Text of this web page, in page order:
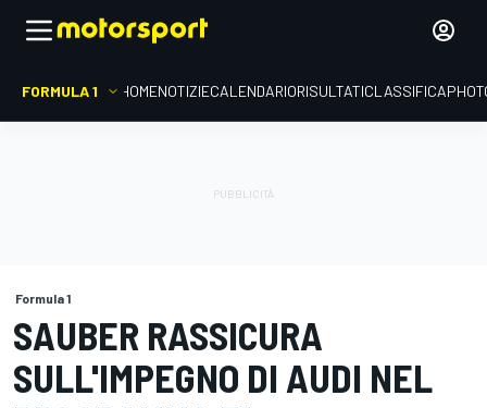
FORMULA 1 HOMENOTIZIECALENDARIORISULTATICLASSIFICA
Formula 1
SAUBER RASSICURA
SULL'IMPEGNO DI AUDI NEL